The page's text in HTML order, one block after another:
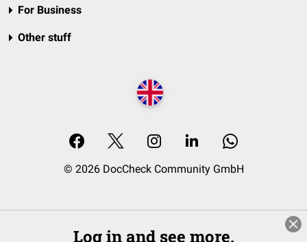
For Business
Other stuff
© 2026 DocCheck Community GmbH
Log in and see more.